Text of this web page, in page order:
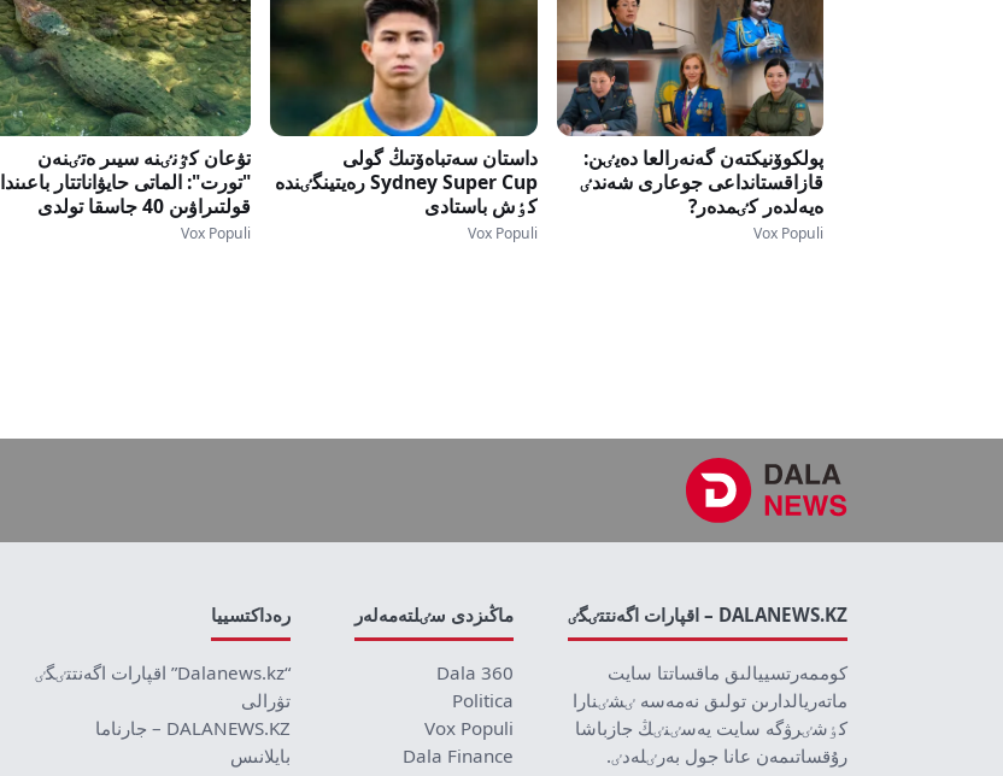
پولكوۆنيكتەن گەنەرالعا دەيٸن:
قازاقستانداعى جوعارى شەندٸ
ەيەلدەر كٸمدەر?
Vox Populi
داستان سەتباەۆتىڭ گولى
Sydney Super Cup رەيتينگٸندە
كٶش باستادى
Vox Populi
تۋعان كٷنٸنە سيىر ەتٸنەن
"تورت": الماتى حايۋاناتتار باعىندا
قولتىراۋىن 40 جاسقا تولدى
Vox Populi
DALANEWS.KZ – اقپارات اگەنتتٸگٸ
كوممەرتسييالىق ماقساتتا سايت
ماتەريالدارىن تولىق نەمەسە ٸشٸنارا
كٶشٸرۋگە سايت يەسٸنٸڭ جازباشا
رۇقساتىمەن عانا جول بەرٸلەدٸ.
ماڭىزدى سٸلتەمەلەر
Dala 360
Politica
Vox Populi
Dala Finance
رەداكتسييا
“Dalanews.kz” اقپارات اگەنتتٸگٸ
تۋرالى
DALANEWS.KZ – جارناما
بايلانىس